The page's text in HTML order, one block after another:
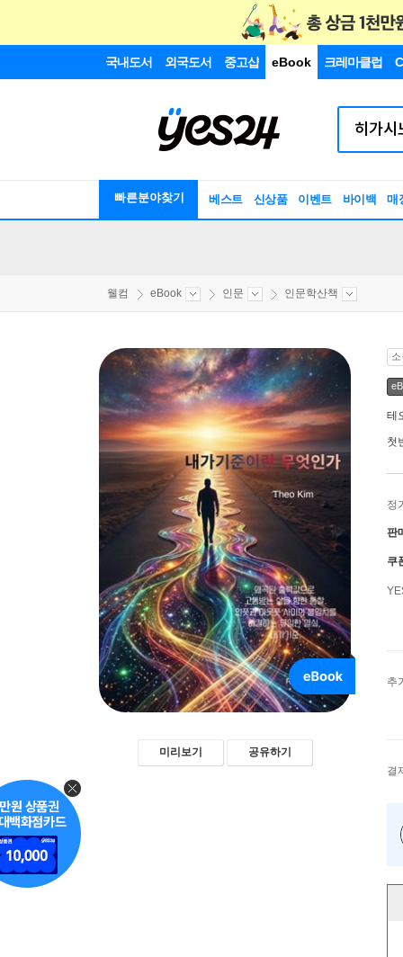
국내도서 외국도서 중고샵 eBook 크레마클럽
빠른분야찾기 베스트 신상품 이벤트 바이백 매
웰컴 eBook 인문 인문학산책
미리보기 공유하기
테
첫
정
판
쿠
추
결